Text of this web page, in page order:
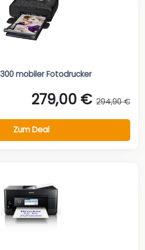
mobiler Fotodrucker
279,00 € 294,90 €
Zum Deal